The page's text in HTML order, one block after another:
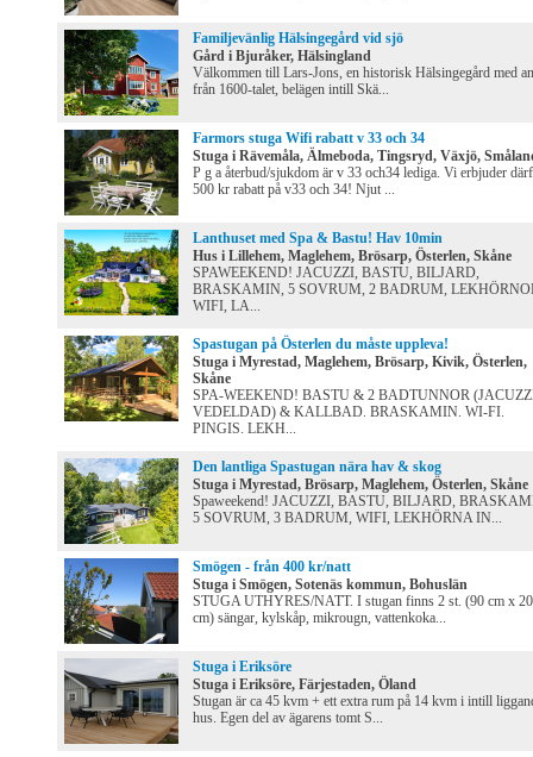
Familjevänlig Hälsingegård vid sjö
Gård i Bjuråker, Hälsingland
Välkommen till Lars-Jons, en historisk Hälsingegård med
från 1600-talet, belägen intill Skä...
Farmors stuga Wifi rabatt v 33 och 34
Stuga i Rävemåla, Älmeboda, Tingsryd, Växjö,
P g a återbud/sjukdom är v 33 och34 lediga. Vi erbjuder
500 kr rabatt på v33 och 34! Njut ...
Lanthuset med Spa & Bastu! Hav 10min
Hus i Lillehem, Maglehem, Brösarp, Österlen, Skåne
SPAWEEKEND! JACUZZI, BASTU, BILJARD,
BRASKAMIN, 5 SOVRUM, 2 BADRUM,
WIFI, LA...
Spastugan på Österlen du måste uppleva!
Stuga i Myrestad, Maglehem, Brösarp, Kivik, Österlen,
Skåne
SPA-WEEKEND! BASTU & 2 BADTUNNOR
VEDELDAD) & KALLBAD. BRASKAMIN. WI-FI.
PINGIS. LEKH...
Den lantliga Spastugan nära hav & skog
Stuga i Myrestad, Brösarp, Maglehem, Österlen, Skåne
Spaweekend! JACUZZI, BASTU, BILJARD,
5 SOVRUM, 3 BADRUM, WIFI, LEKHÖRNA IN...
Smögen - från 400 kr/natt
Stuga i Smögen, Sotenäs kommun, Bohuslän
STUGA UTHYRES/NATT. I stugan finns 2 st. (90 cm x
cm) sängar, kylskåp, mikrougn, vattenkoka...
Stuga i Eriksöre
Stuga i Eriksöre, Färjestaden, Öland
Stugan är ca 45 kvm + ett extra rum på 14 kvm i intill
hus. Egen del av ägarens tomt S...